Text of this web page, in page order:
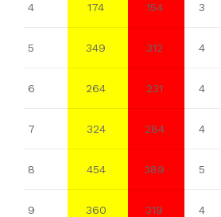
4 174 154 3
5 349 312 4
6 264 231 4
7 324 284 4
8 454 389 5
9 360 319 4